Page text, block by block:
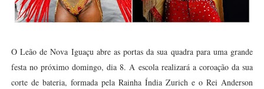
O Leão de Nova Iguaçu abre as portas da sua quadra para uma grande
festa no próximo domingo, dia 8. A escola realizará a coroação da sua
corte de bateria, formada pela Rainha Índia Zurich e o Rei Anderson